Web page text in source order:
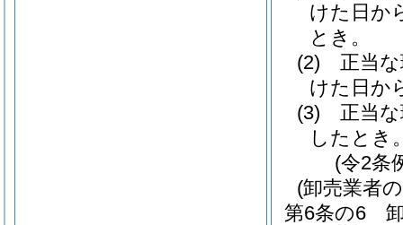
けた日か
とき。
(2)
正当
けた日か
(3)
正当
したとき
(令2条
(卸売業者
第6条の6